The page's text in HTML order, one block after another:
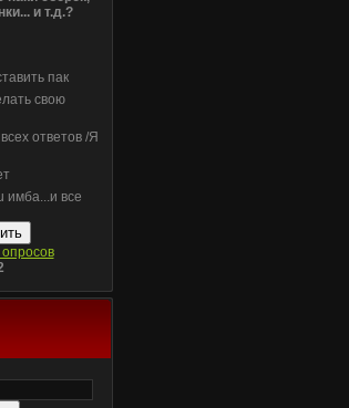
и т.д.?
пак
свою
ответов /Я
имба...и все